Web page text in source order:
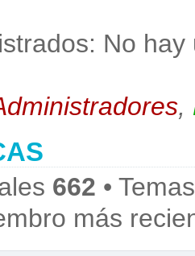
No
,
662 •
más